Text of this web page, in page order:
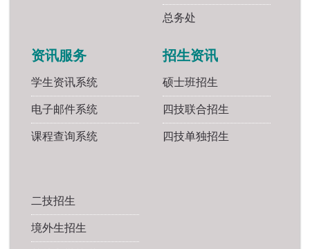
总务处
资讯服务
学生资讯系统
电子邮件系统
课程查询系统
招生资讯
硕士班招生
四技联合招生
四技单独招生
二技招生
境外生招生